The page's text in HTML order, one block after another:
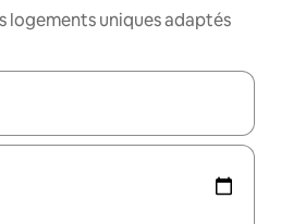
logements uniques adaptés
utilisez les flèches vers le